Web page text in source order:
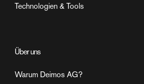
Technologien & Tools
Über uns
Warum Deimos AG?